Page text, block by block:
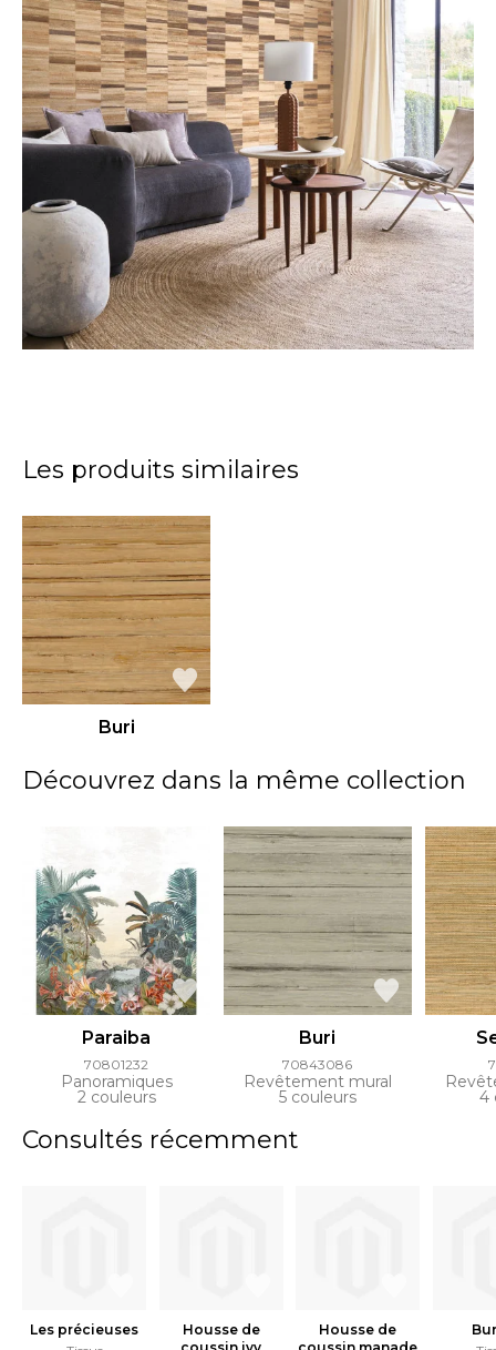
Les produits similaires
Buri
Découvrez dans la même collection
Paraiba
70801232
Panoramiques
2 couleurs
Buri
70843086
Revêtement mural
5 couleurs 4
Consultés récemment
Les précieuses
Housse de
Housse de